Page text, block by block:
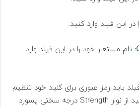
در این فیلد وارد کنید.
نام مستعار خود را در این فیلد وارد
باید رمز عبوری برای کلید خود تنظیم
نمایید، همچنین می توانید از نوار Strength درجه سختی پسورد